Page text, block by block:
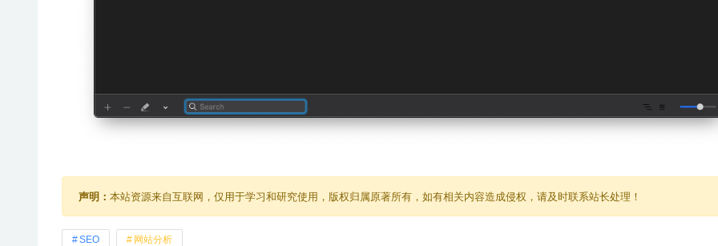
声明： 本站资源来自互联网，仅用于学习和研究使用，版权归属原著所有，如有相关内容造成侵权，请及时联系站长处理！
SEO 网站分析